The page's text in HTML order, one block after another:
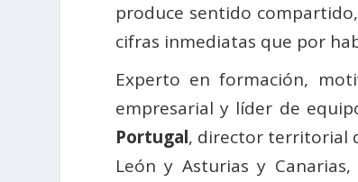
produce sentido
cifras inmediatas que por
Experto en formación,
empresarial y líder de
Portugal, director territorial
León y Asturias y